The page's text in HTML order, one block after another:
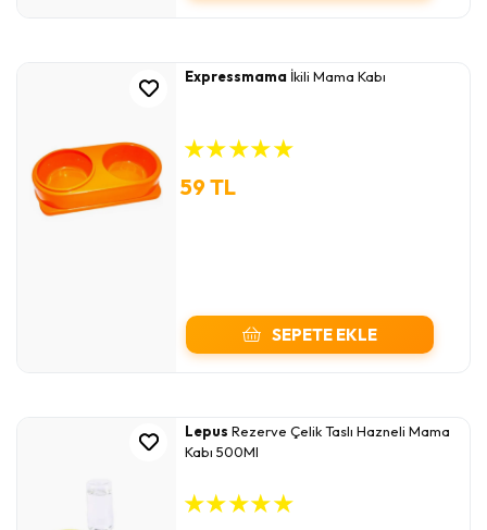
Expressmama İkili Mama Kabı
★★★★★
59 TL
SEPETE EKLE
Lepus Rezerve Çelik Taslı Hazneli Mama
Kabı 500Ml
★★★★★